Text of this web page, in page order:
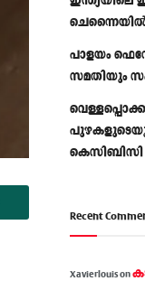
പാളയം
സമതിയും
കെസിബിസി
Recent
Xavierlouison